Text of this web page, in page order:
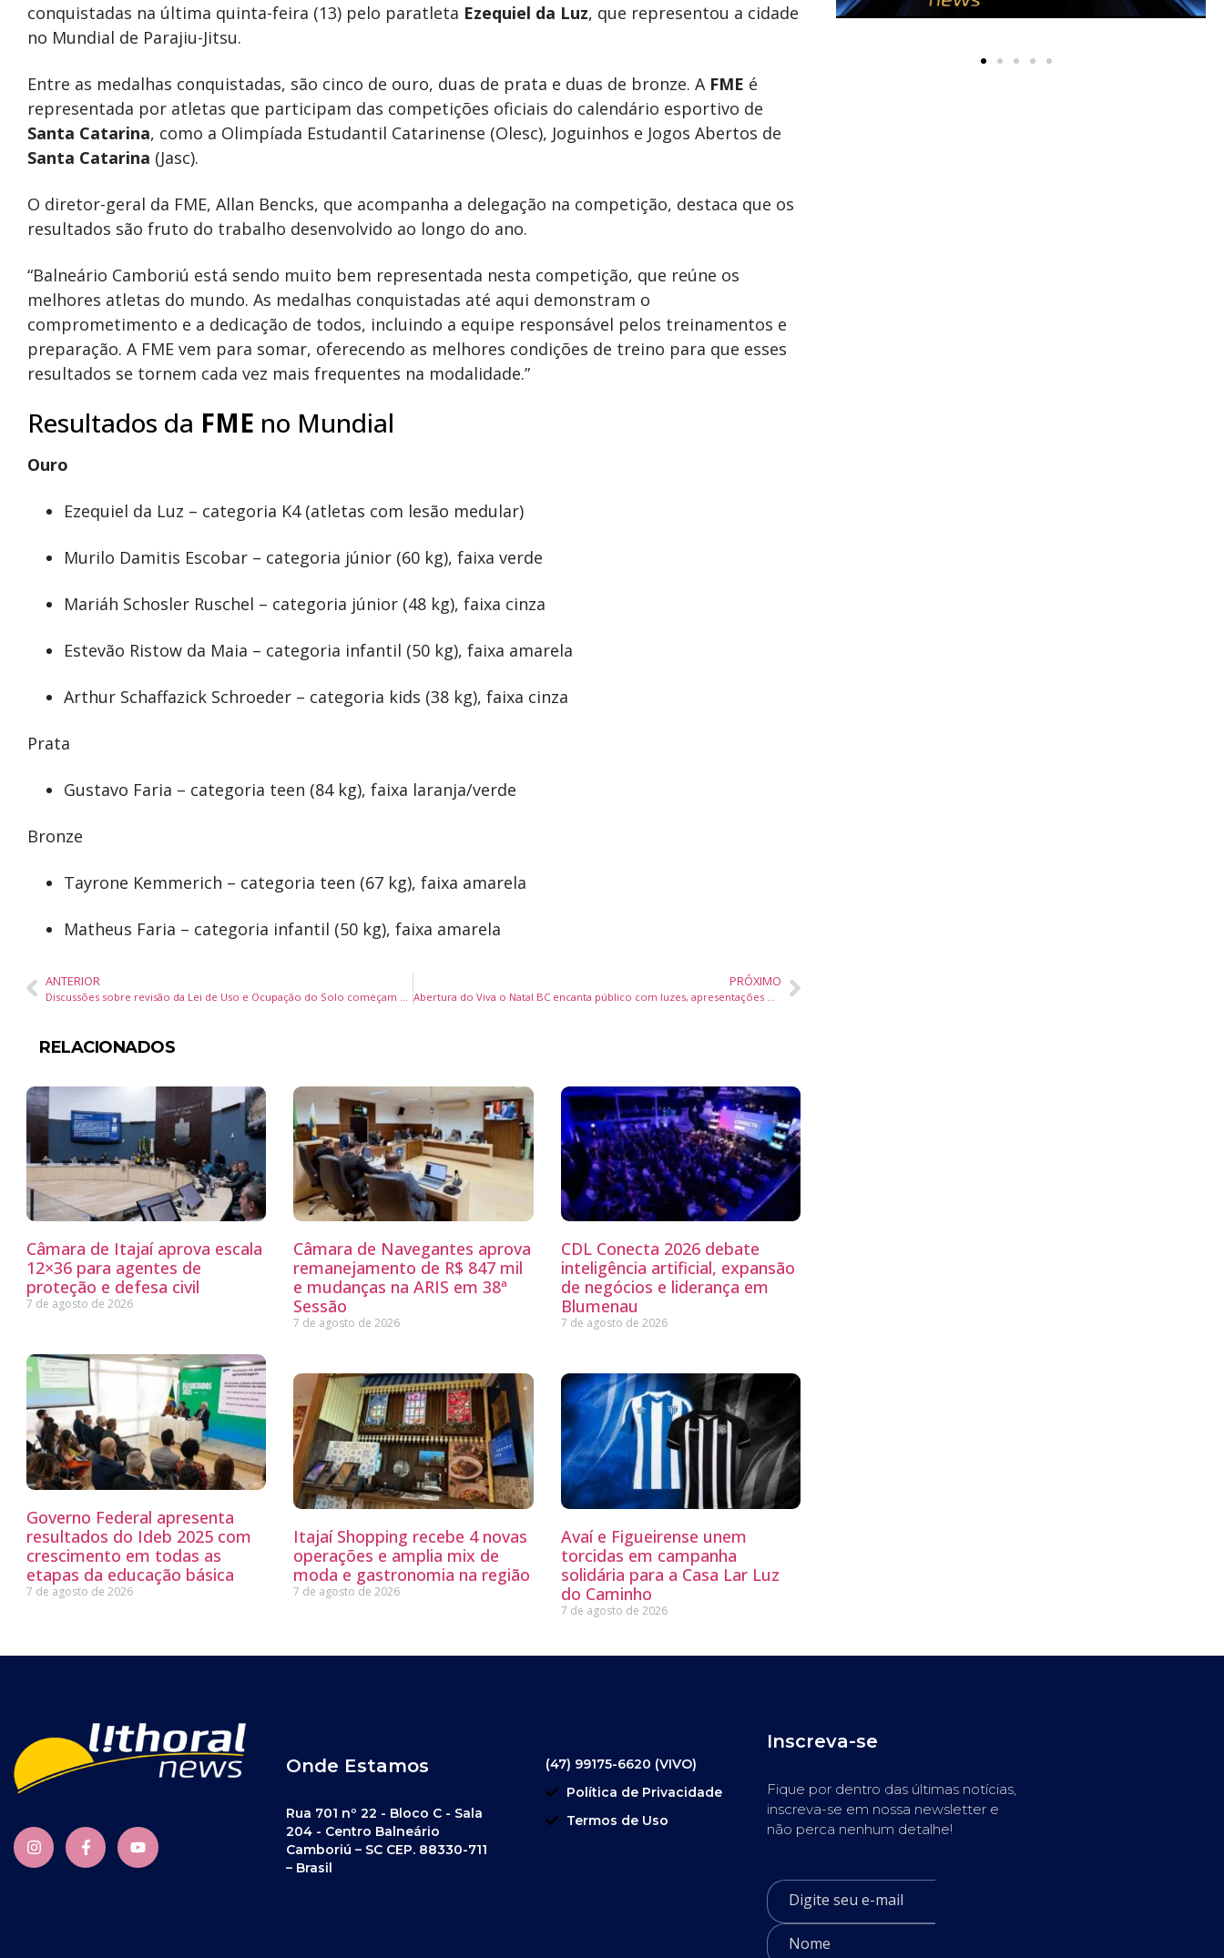
conquistadas na última quinta-feira (13) pelo paratleta Ezequiel da Luz, que representou a cidade
no Mundial de Parajiu-Jitsu.
Entre as medalhas conquistadas, são cinco de ouro, duas de prata e duas de bronze. A FME é
representada por atletas que participam das competições oficiais do calendário esportivo de
Santa Catarina, como a Olimpíada Estudantil Catarinense (Olesc), Joguinhos e Jogos Abertos de
Santa Catarina (Jasc).
O diretor-geral da FME, Allan Bencks, que acompanha a delegação na competição, destaca que os
resultados são fruto do trabalho desenvolvido ao longo do ano.
“Balneário Camboriú está sendo muito bem representada nesta competição, que reúne os
melhores atletas do mundo. As medalhas conquistadas até aqui demonstram o
comprometimento e a dedicação de todos, incluindo a equipe responsável pelos treinamentos e
preparação. A FME vem para somar, oferecendo as melhores condições de treino para que esses
resultados se tornem cada vez mais frequentes na modalidade.”
Resultados da FME no Mundial
Ouro
Ezequiel da Luz – categoria K4 (atletas com lesão medular)
Murilo Damitis Escobar – categoria júnior (60 kg), faixa verde
Mariáh Schosler Ruschel – categoria júnior (48 kg), faixa cinza
Estevão Ristow da Maia – categoria infantil (50 kg), faixa amarela
Arthur Schaffazick Schroeder – categoria kids (38 kg), faixa cinza
Prata
Gustavo Faria – categoria teen (84 kg), faixa laranja/verde
Bronze
Tayrone Kemmerich – categoria teen (67 kg), faixa amarela
Matheus Faria – categoria infantil (50 kg), faixa amarela
ANTERIOR PRÓXIMO
RELACIONADOS
Câmara de Itajaí aprova escala
12×36 para agentes de
proteção e defesa civil
7 de agosto de 2026
Câmara de Navegantes aprova
remanejamento de R$ 847 mil
e mudanças na ARIS em 38ª
Sessão
7 de agosto de 2026
CDL Conecta 2026 debate
inteligência artificial, expansão
de negócios e liderança em
Blumenau
7 de agosto de 2026
Governo Federal apresenta
resultados do Ideb 2025 com
crescimento em todas as
etapas da educação básica
7 de agosto de 2026
Itajaí Shopping recebe 4 novas
operações e amplia mix de
moda e gastronomia na região
7 de agosto de 2026
Avaí e Figueirense unem
torcidas em campanha
solidária para a Casa Lar Luz
do Caminho
7 de agosto de 2026
Onde Estamos
Rua 701 nº 22 - Bloco C - Sala
204 - Centro Balneário
Camboriú – SC CEP. 88330-711
– Brasil
(47) 99175-6620 (VIVO)
Política de Privacidade
Termos de Uso
Inscreva-se
Fique por dentro das últimas notícias,
inscreva-se em nossa newsletter e
não perca nenhum detalhe!